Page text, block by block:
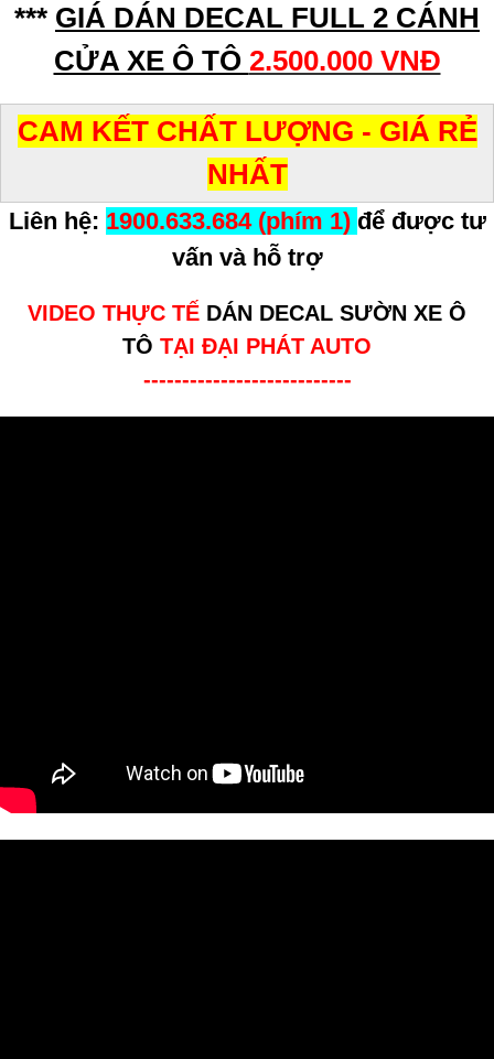
*** GIÁ DÁN DECAL FULL 2 CÁNH
CỬA XE Ô TÔ 2.500.000 VNĐ
CAM KẾT CHẤT LƯỢNG - GIÁ RẺ
NHẤT
Liên hệ: 1900.633.684 (phím 1) để được tư
vấn và hỗ trợ
VIDEO THỰC TẾ DÁN DECAL SƯỜN XE Ô
TÔ TẠI ĐẠI PHÁT AUTO
---------------------------